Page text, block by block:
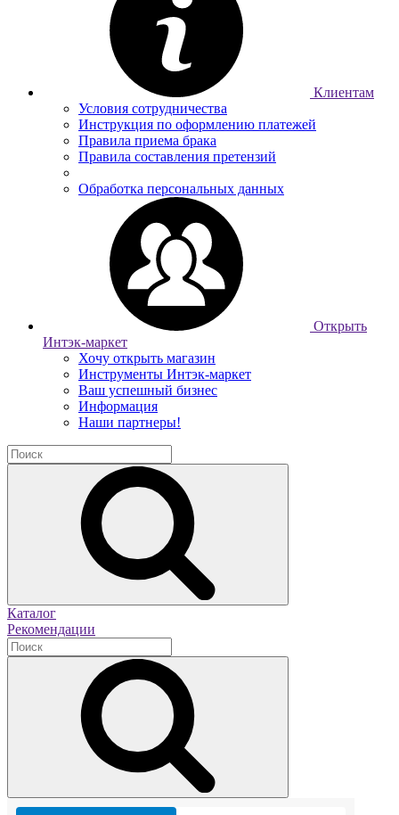
Клиентам
Условия сотрудничества
Инструкция по оформлению платежей
Правила приема брака
Правила составления претензий
Обработка персональных данных
Открыть
Интэк-маркет
Хочу открыть магазин
Инструменты Интэк-маркет
Ваш успешный бизнес
Информация
Наши партнеры!
Каталог
Рекомендации